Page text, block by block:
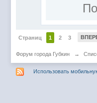
Страниц 1 2 3
Форум города Губкин →
Использовать